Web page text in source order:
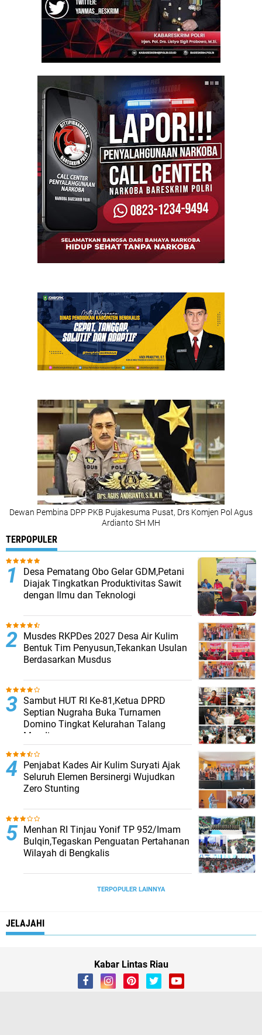
Dewan Pembina DPP PKB Pujakesuma Pusat, Drs Komjen Pol Agus
Ardianto SH MH
TERPOPULER
Desa Pematang Obo Gelar GDM,Petani
Diajak Tingkatkan Produktivitas Sawit
dengan Ilmu dan Teknologi
Musdes RKPDes 2027 Desa Air Kulim
Bentuk Tim Penyusun,Tekankan Usulan
Berdasarkan Musdus
Sambut HUT RI Ke-81,Ketua DPRD
Septian Nugraha Buka Turnamen
Domino Tingkat Kelurahan Talang
Mandi
Penjabat Kades Air Kulim Suryati Ajak
Seluruh Elemen Bersinergi Wujudkan
Zero Stunting
Menhan RI Tinjau Yonif TP 952/Imam
Bulqin,Tegaskan Penguatan Pertahanan
Wilayah di Bengkalis
TERPOPULER LAINNYA
JELAJAHI
Kabar Lintas Riau